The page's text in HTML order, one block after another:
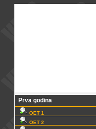
Prva godina
OET 1
OET 2